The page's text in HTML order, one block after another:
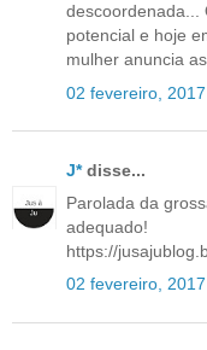
descoordenada...
potencial e hoje
mulher anuncia
02 fevereiro,
J*disse...
Parolada da
adequado!
https://
02 fevereiro,